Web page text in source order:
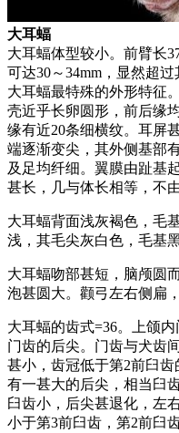
大耳蝠
大耳蝠体型较小。前臂长
可达30～34mm，显然超
大耳蝠最特殊的外形特征
壳近乎长卵圆形，前后缘
缘有近20条细横纹。耳屏
端逐渐变尖，其外侧基部
及足均纤细。翼膜由趾基
甚长，几与体长相等，不
大耳蝠背面浅灰褐色，毛
浅，其毛尖灰白色，毛基黑
大耳蝠吻部甚短，脑颅圆
泡甚圆大。颧弓左右侧扁
大耳蝠的齿式=36。上颌
门齿的后尖。门齿与犬齿
甚小，齿冠低于第2前臼齿
有一甚大的后尖，相当臼
臼齿小，后尖甚退化，左
小于第3前臼齿，第2前臼